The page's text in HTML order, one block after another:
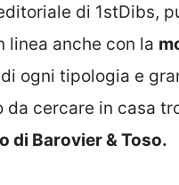
di 1stDibs,
linea anche con la
ogni tipologia e
cercare in casa
di Barovier & Toso.